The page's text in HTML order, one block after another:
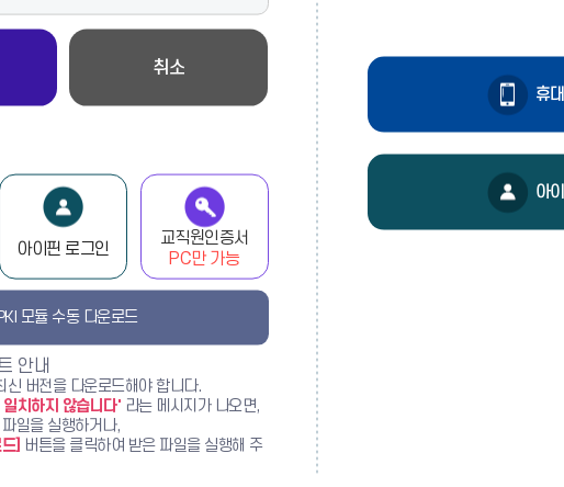
취소
아이핀 로그인
교직원인증서
PC만 가능
모듈 수동 다운로드
안내
신 버전을 다운로드해야 합니다.
치하지 않습니다' 라는 메시지가 나오면,
일을 실행하거나,
] 버튼을 클릭하여 받은 파일을 실행해 주
비
원
본
인
휴
아